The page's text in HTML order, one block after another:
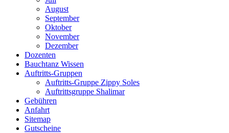
August
September
Oktober
November
Dezember
Dozenten
Bauchtanz Wissen
Auftritts-Gruppen
Auftritts-Gruppe Zippy Soles
Auftrittsgruppe Shalimar
Gebühren
Anfahrt
Sitemap
Gutscheine